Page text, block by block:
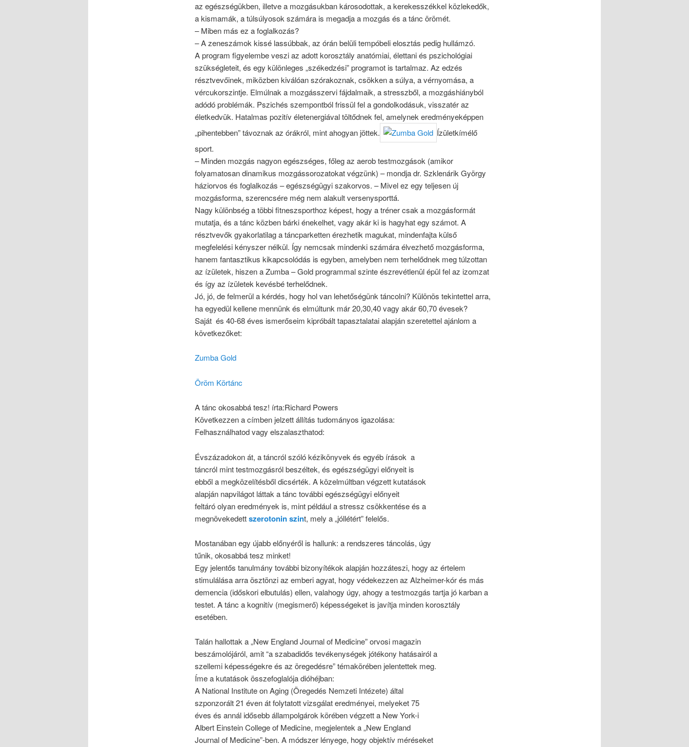
az egészségükben, illetve a mozgásukban károsodottak, a kerekesszékkel közlekedők,
a kismamák, a túlsúlyosok számára is megadja a mozgás és a tánc örömét.
– Miben más ez a foglalkozás?
– A zeneszámok kissé lassúbbak, az órán belüli tempóbeli elosztás pedig hullámzó.
A program figyelembe veszi az adott korosztály anatómiai, élettani és pszichológiai
szükségleteit, és egy különleges „székedzési” programot is tartalmaz. Az edzés
résztvevőinek, miközben kiválóan szórakoznak, csökken a súlya, a vérnyomása, a
vércukorszintje. Elmúlnak a mozgásszervi fájdalmaik, a stresszből, a mozgáshiányból
adódó problémák. Pszichés szempontból frissül fel a gondolkodásuk, visszatér az
életkedvük. Hatalmas pozitív életenergiával töltődnek fel, amelynek eredményeképpen
„pihentebben” távoznak az órákról, mint ahogyan jöttek.
Ízületkímélő
sport.
– Minden mozgás nagyon egészséges, főleg az aerob testmozgások (amikor
folyamatosan dinamikus mozgássorozatokat végzünk) – mondja dr. Szklenárik György
háziorvos és foglalkozás – egészségügyi szakorvos. – Mivel ez egy teljesen új
mozgásforma, szerencsére még nem alakult versenysporttá.
Nagy különbség a többi fitneszsporthoz képest, hogy a tréner csak a mozgásformát
mutatja, és a tánc közben bárki énekelhet, vagy akár ki is hagyhat egy számot. A
résztvevők gyakorlatilag a táncparketten érezhetik magukat, mindenfajta külső
megfelelési kényszer nélkül. Így nemcsak mindenki számára élvezhető mozgásforma,
hanem fantasztikus kikapcsolódás is egyben, amelyben nem terhelődnek meg túlzottan
az ízületek, hiszen a Zumba – Gold programmal szinte észrevétlenül épül fel az izomzat
és így az ízületek kevésbé terhelődnek.
Jó, jó, de felmerül a kérdés, hogy hol van lehetőségünk táncolni? Különös tekintettel arra,
ha egyedül kellene mennünk és elmúltunk már 20,30,40 vagy akár 60,70 évesek?
Saját és 40-68 éves ismerőseim kipróbált tapasztalatai alapján szeretettel ajánlom a
következőket:
Zumba Gold
Öröm Körtánc
A tánc okosabbá tesz! írta:Richard Powers
Következzen a címben jelzett állítás tudományos igazolása:
Felhasználhatod vagy elszalaszthatod:
Évszázadokon át, a táncról szóló kézikönyvek és egyéb írások a
táncról mint testmozgásról beszéltek, és egészségügyi előnyeit is
ebből a megközelítésből dicsérték. A közelmúltban végzett kutatások
alapján napvilágot láttak a tánc további egészségügyi előnyeit
feltáró olyan eredmények is, mint például a stressz csökkentése és a
megnövekedettszerotonin szint, mely a „jóllétért” felelős.
Mostanában egy újabb előnyéről is hallunk: a rendszeres táncolás, úgy
tűnik, okosabbá tesz minket!
Egy jelentős tanulmány további bizonyítékok alapján hozzáteszi, hogy az értelem
stimulálása arra ösztönzi az emberi agyat, hogy védekezzen az Alzheimer-kór és más
demencia (időskori elbutulás) ellen, valahogy úgy, ahogy a testmozgás tartja jó karban a
testet. A tánc a kognitív (megismerő) képességeket is javítja minden korosztály
esetében.
Talán hallottak a „New England Journal of Medicine” orvosi magazin
beszámolójáról, amit “a szabadidős tevékenységek jótékony hatásairól a
szellemi képességekre és az öregedésre” témakörében jelentettek meg.
Íme a kutatások összefoglalója dióhéjban:
A National Institute on Aging (Öregedés Nemzeti Intézete) által
szponzorált 21 éven át folytatott vizsgálat eredményei, melyeket 75
éves és annál idősebb állampolgárok körében végzett a New York-i
Albert Einstein College of Medicine, megjelentek a „New England
Journal of Medicine”-ben. A módszer lényege, hogy objektív méréseket